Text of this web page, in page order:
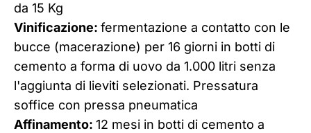
da 15 Kg
Vinificazione: fermentazione a contatto con le
bucce (macerazione) per 16 giorni in botti di
cemento a forma di uovo da 1.000 litri senza
l'aggiunta di lieviti selezionati. Pressatura
soffice con pressa pneumatica
Affinamento: 12 mesi in botti di cemento a